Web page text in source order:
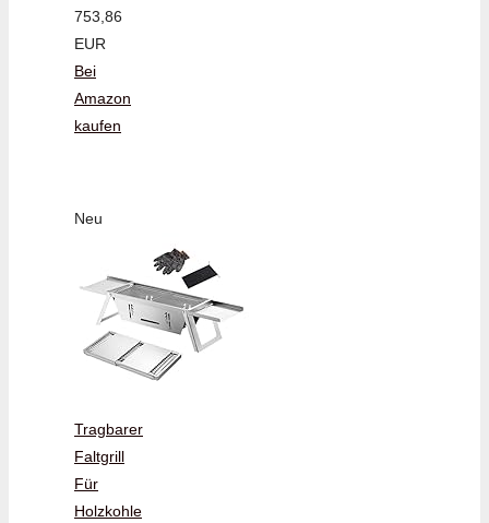
753,86
EUR
Bei
Amazon
kaufen
Neu
Tragbarer
Faltgrill
Für
Holzkohle